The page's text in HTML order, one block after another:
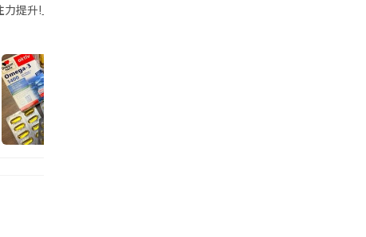
攜帶的行動電源機身已標示「10000mAh」，卻仍被要求當場丟
！除了解暑，冬瓜仲有好多鮮為人知嘅好處：減肥、消水腫、降血
力提升!｣ 長時間對住電腦､剪片寫稿,成日覺得眼睛乾澀､腦袋好似｢斷